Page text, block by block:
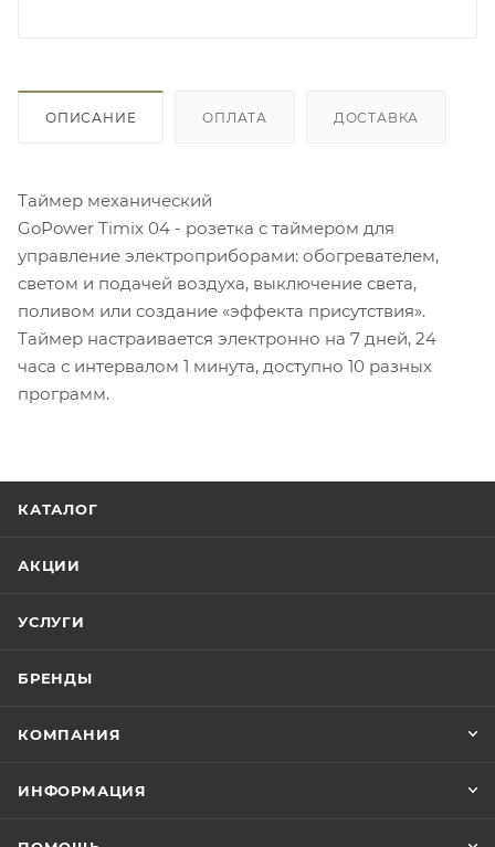
ОПИСАНИЕ ОПЛАТА ДОСТАВКА
Таймер механический
GoPower Timix 04 - розетка с таймером для
управление электроприборами: обогревателем,
светом и подачей воздуха, выключение света,
поливом или создание «эффекта присутствия».
Таймер настраивается электронно на 7 дней, 24
часа с интервалом 1 минута, доступно 10 разных
программ.
КАТАЛОГ
АКЦИИ
УСЛУГИ
БРЕНДЫ
КОМПАНИЯ
ИНФОРМАЦИЯ